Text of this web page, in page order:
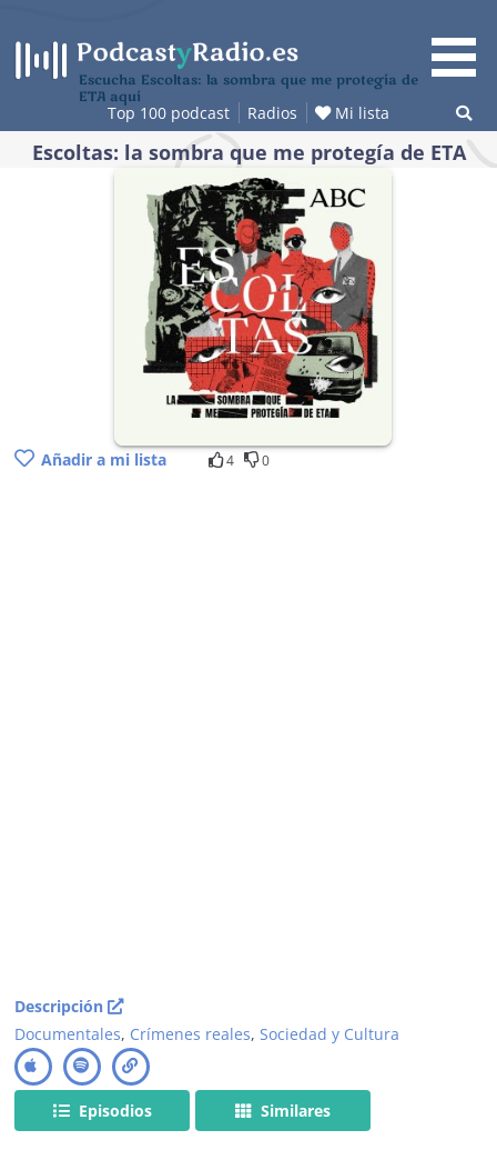
contenido
Escucha Escoltas: la sombra que me protegía de
ETA aquí
Top 100 podcast Radios Mi lista
Escoltas: la sombra que me protegía de ETA
Añadir a mi lista 4 0
Descripción
Documentales, Crímenes reales,Sociedad y Cultura
Episodios Similares